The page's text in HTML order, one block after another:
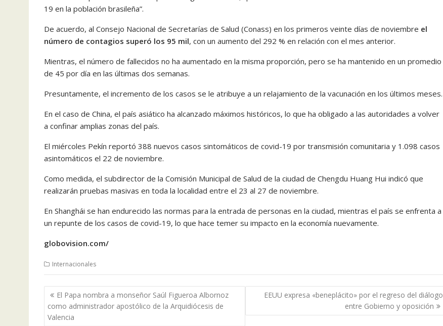
19 en la población brasileña”.
De acuerdo, al Consejo Nacional de Secretarías de Salud (Conass) en los primeros veinte días de noviembre el
número de contagios superó los 95 mil, con un aumento del 292 % en relación con el mes anterior.
Mientras, el número de fallecidos no ha aumentado en la misma proporción, pero se ha mantenido en un promedio
de 45 por día en las últimas dos semanas.
Presuntamente, el incremento de los casos se le atribuye a un relajamiento de la vacunación en los últimos meses.
En el caso de China, el país asiático ha alcanzado máximos históricos, lo que ha obligado a las autoridades a volver
a confinar amplias zonas del país.
El miércoles Pekín reportó 388 nuevos casos sintomáticos de covid-19 por transmisión comunitaria y 1.098 casos
asintomáticos el 22 de noviembre.
Como medida, el subdirector de la Comisión Municipal de Salud de la ciudad de Chengdu Huang Hui indicó que
realizarán pruebas masivas en toda la localidad entre el 23 al 27 de noviembre.
En Shanghái se han endurecido las normas para la entrada de personas en la ciudad, mientras el país se enfrenta a
un repunte de los casos de covid-19, lo que hace temer su impacto en la economía nuevamente.
globovision.com/
Internacionales
Navegación
de
entradas
El Papa nombra a monseñor Saúl Figueroa Albornoz
como administrador apostólico de la Arquidiócesis de
Valencia
EEUU expresa «beneplácito» por el regreso del diálogo
entre Gobierno y oposición